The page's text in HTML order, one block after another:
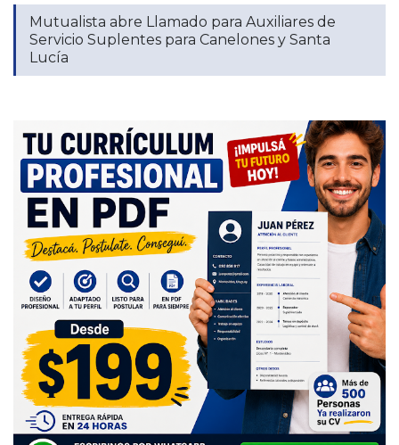
Mutualista abre Llamado para Auxiliares de
Servicio Suplentes para Canelones y Santa
Lucía